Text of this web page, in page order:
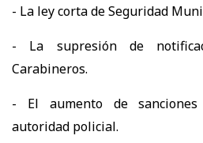
- La ley corta de Seguridad
- La supresión de
Carabineros.
- El aumento de
autoridad policial.